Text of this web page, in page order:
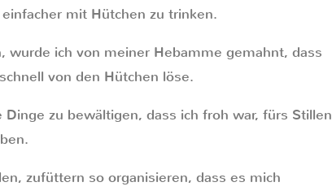
mit Hütchen zu trinken.
wurde ich von meiner Hebamme gemahnt, dass
von den Hütchen löse.
zu bewältigen, dass ich froh war, fürs Stillen
zufüttern so organisieren, dass es mich